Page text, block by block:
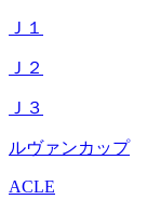
Ｊ１
Ｊ２
Ｊ３
ルヴァンカップ
ACLE